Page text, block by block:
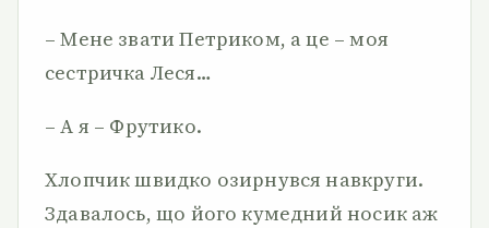
– Мене звати Петриком, а це – моя
сестричка Леся…
– А я – Фрутико.
Хлопчик швидко озирнувся навкруги.
Здавалось, що його кумедний носик аж